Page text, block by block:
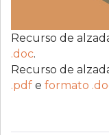
Recurso de
.doc.
Recurso de
.pdf e formato